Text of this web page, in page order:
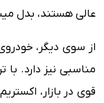
عالی هستند، بدل
از سوی دیگر،
مناسبی نیز دارد. با
قوی در بازار،